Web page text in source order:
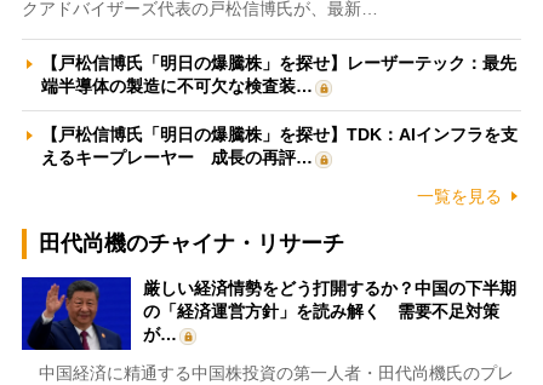
クアドバイザーズ代表の戸松信博氏が、最新…
【戸松信博氏「明日の爆騰株」を探せ】レーザーテック：最先
端半導体の製造に不可欠な検査装…
【戸松信博氏「明日の爆騰株」を探せ】TDK：AIインフラを支
えるキープレーヤー 成長の再評…
一覧を見る
田代尚機のチャイナ・リサーチ
厳しい経済情勢をどう打開するか？中国の下半期
の「経済運営方針」を読み解く 需要不足対策
が…
中国経済に精通する中国株投資の第一人者・田代尚機氏のプレ